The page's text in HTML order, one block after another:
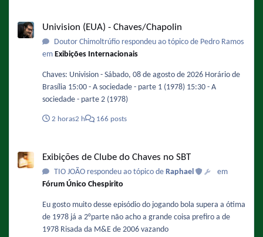
Univision (EUA) - Chaves/Chapolin
Doutor Chimoltrúfio respondeu ao tópico de Pedro Ramos
em Exibições Internacionais
Chaves: Univision - Sábado, 08 de agosto de 2026 Horário de
Brasília 15:00 - A sociedade - parte 1 (1978) 15:30 - A
sociedade - parte 2 (1978)
2 horas2 h 166 posts
Exibições de Clube do Chaves no SBT
TIO JOÃO respondeu ao tópico de Raphael
em
Fórum Único Chespirito
Eu gosto muito desse episódio do jogando bola supera a ótima
de 1978 já a 2°parte não acho a grande coisa prefiro a de
1978 Risada da M&E de 2006 vazando